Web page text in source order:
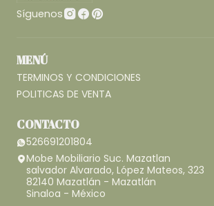
Síguenos
MENÚ
TERMINOS Y CONDICIONES
POLITICAS DE VENTA
CONTACTO
526691201804
Mobe Mobiliario Suc. Mazatlan
salvador Alvarado, López Mateos, 323
82140 Mazatlán - Mazatlán
Sinaloa - México